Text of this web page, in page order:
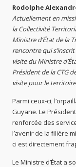
Rodolphe
Actuellement en
la Collectivité
Ministre d’État de la
rencontre qui
visite du Ministre
Président de la CTG
visite pour le
Parmi ceux-ci,
Guyane. Le
renforcée des
l’avenir de la filière
ci est directement
Le Ministre d’État a